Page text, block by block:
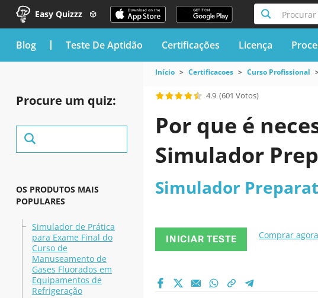
Easy Quizzz
blog Teste De Aptidão Certificações Licença
Procure um quiz:
OS PRODUTOS MAIS
POPULARES
Simulador de Prática
para Exame Final do
Curso de
Manuseamento de
Gases Fluorados em
Equipamentos de
Refrigeração
Início Certificacoes Curso Profissional
4.9 (601 Votos)
Por que é
Simulador
Simulador
INICIAR TESTE Comprar agora